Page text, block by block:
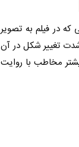
در فیلم به تصویر
تغییر شکل در آن
مخاطب با روایت